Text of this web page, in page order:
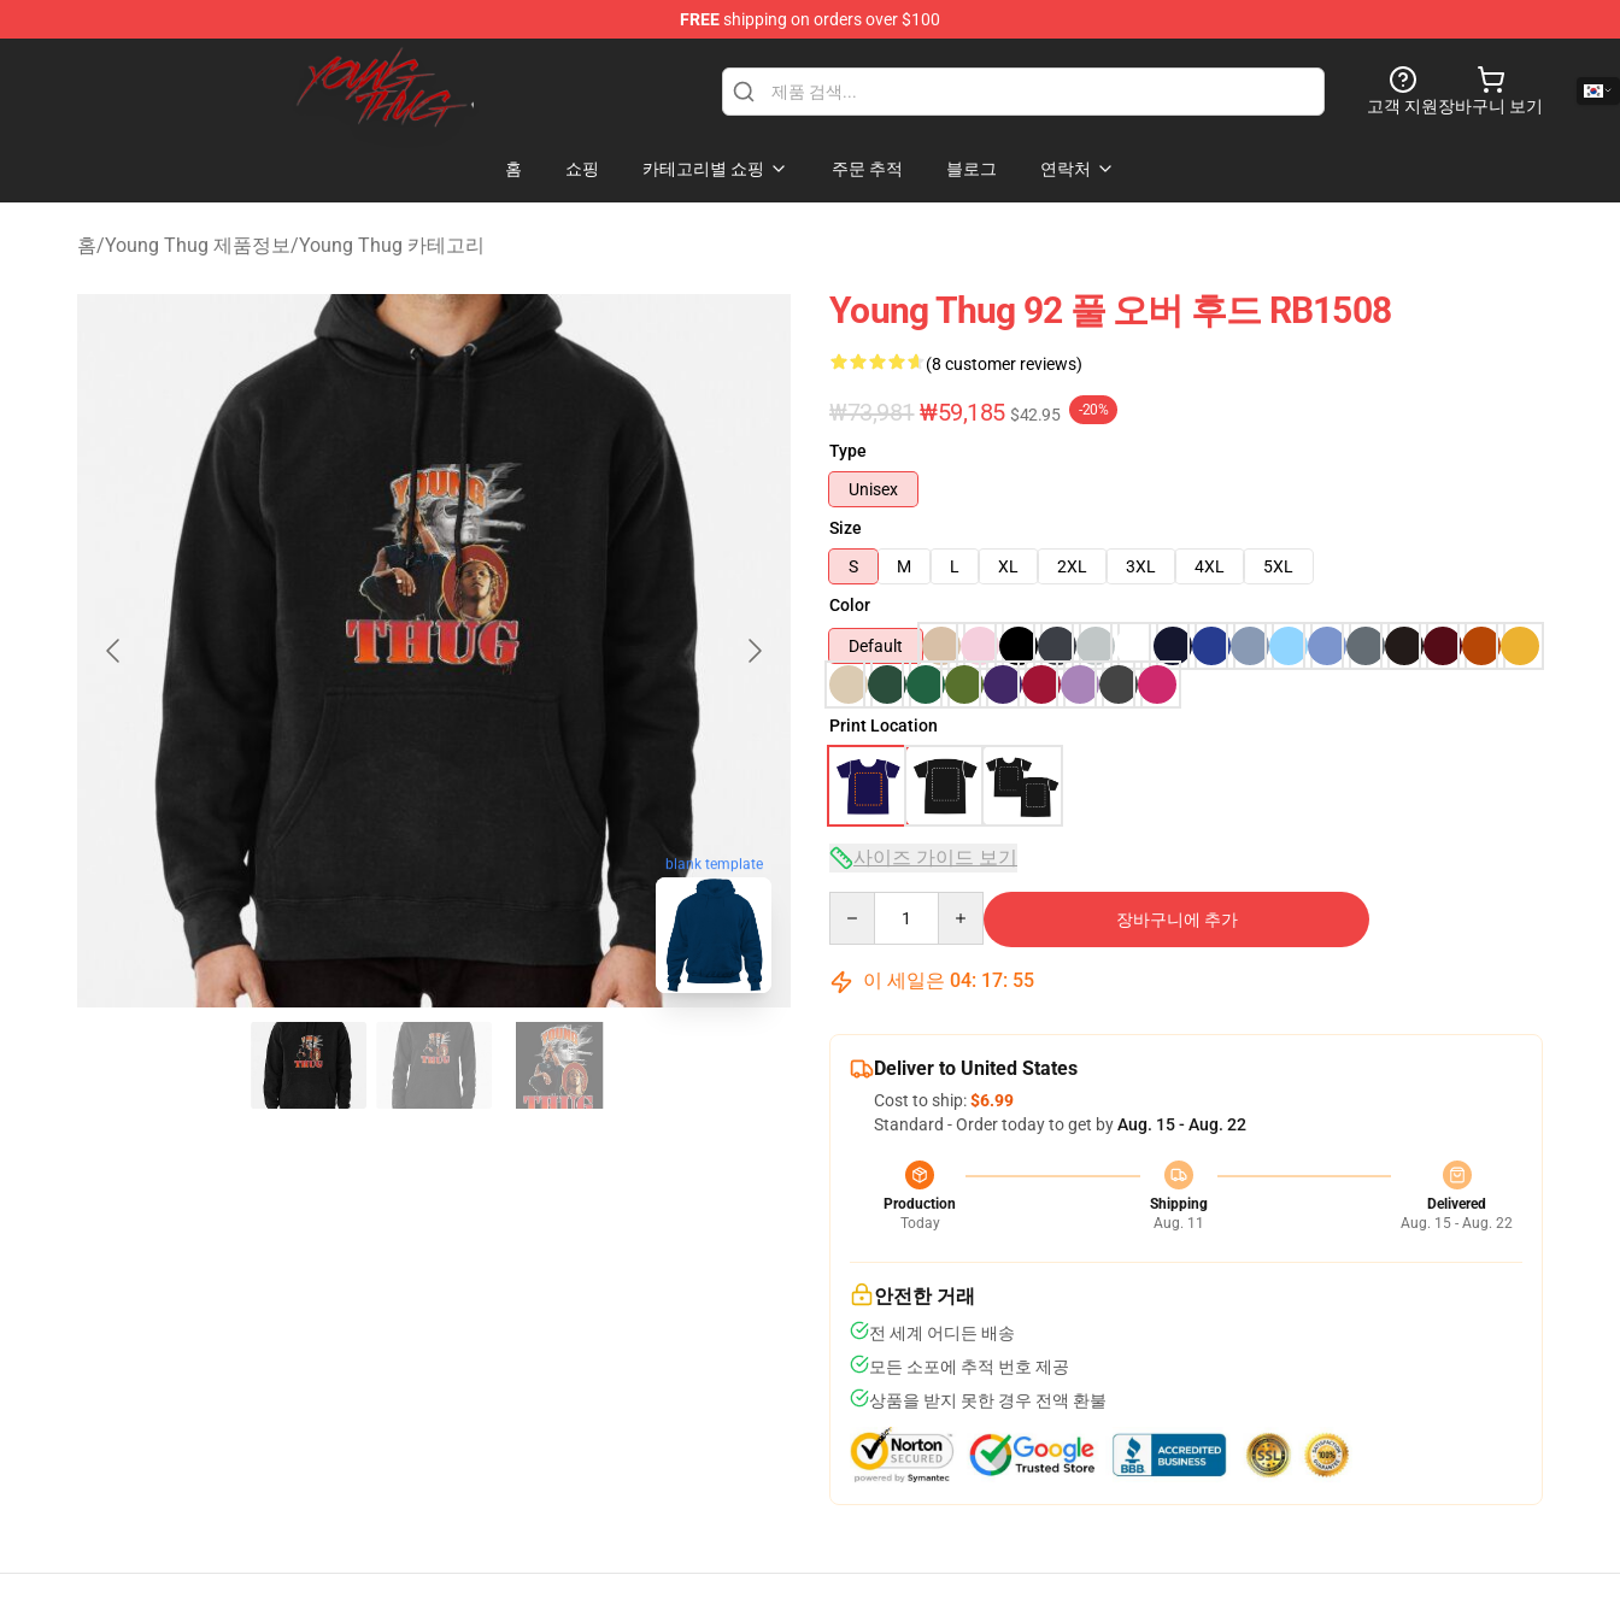
FREEshipping on orders over $100
Young Thug Shop - Official Young Thug Merchandise Store
고객 지원장바구니 보기
홈 쇼핑 카테고리별 쇼핑 주문 추적 블로그 연락처
홈/Young Thug 제품정보/Young Thug 카테고리
blank template
Young Thug 92 풀 오버 후드 RB1508
(8 customer reviews)
₩73,981 ₩59,185 $42.95 -20%
Type
Unisex
Size
S
M L XL 2XL 3XL 4XL
5XL
Color
Default
Print Location
사이즈 가이드 보기
장바구니에 추가
이 세일은 04: 17: 54
Deliver to United States
Cost to ship:$6.99
Standard - Order today to get byAug. 15 - Aug. 22
Production
Today
Shipping
Aug. 11
Delivered
Aug. 15 - Aug. 22
안전한 거래
전 세계 어디든 배송
모든 소포에 추적 번호 제공
상품을 받지 못한 경우 전액 환불